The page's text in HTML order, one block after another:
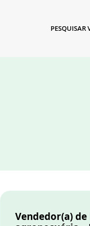
PESQUISAR
Vendedor(a)